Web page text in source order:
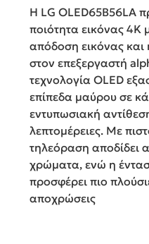
Η LG OLED65B56LA
ποιότητα εικόνας
απόδοση εικόνας
στον επεξεργαστή
τεχνολογία OLED
επίπεδα μαύρου σε
εντυπωσιακή
λεπτομέρειες. Με
τηλεόραση αποδίδει
χρώματα, ενώ η
προσφέρει πιο
αποχρώσεις